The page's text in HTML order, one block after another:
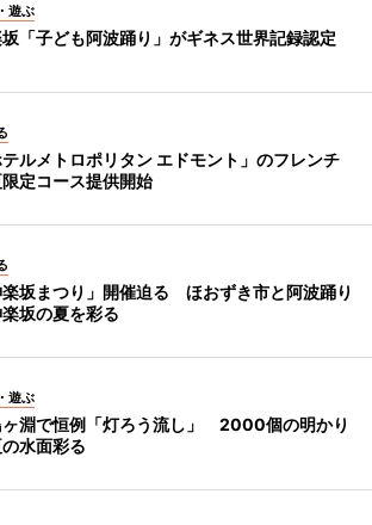
遊ぶ
「子ども阿波踊り」がギネス世界記録認定
テルメトロポリタン エドモント」のフレンチ
定コース提供開始
楽坂まつり」開催迫る ほおずき市と阿波踊り
坂の夏を彩る
遊ぶ
ヶ淵で恒例「灯ろう流し」 2000個の明かり
水面彩る